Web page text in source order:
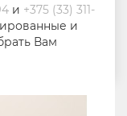
и +375 (33) 311-
и
Вам